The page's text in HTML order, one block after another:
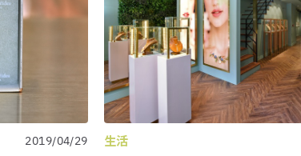
2019/04/29 生活